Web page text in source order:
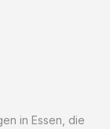
in Essen, die